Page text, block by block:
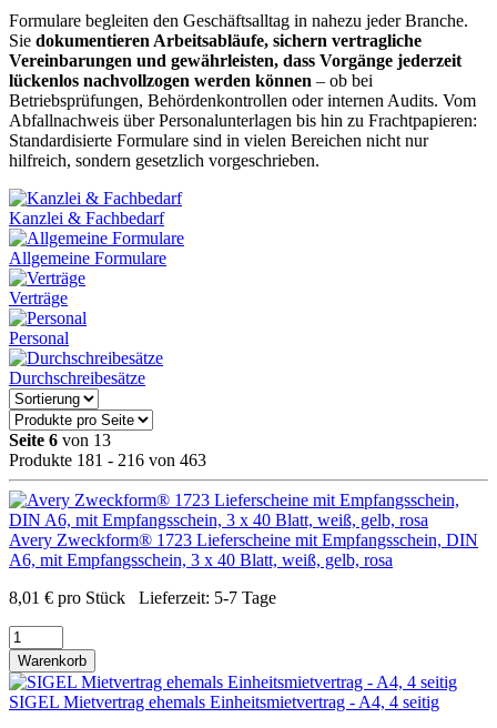
Formulare begleiten den Geschäftsalltag in nahezu jeder Branche.
Sie dokumentieren Arbeitsabläufe, sichern vertragliche
Vereinbarungen und gewährleisten, dass Vorgänge jederzeit
lückenlos nachvollzogen werden können – ob bei
Betriebsprüfungen, Behördenkontrollen oder internen Audits. Vom
Abfallnachweis über Personalunterlagen bis hin zu Frachtpapieren:
Standardisierte Formulare sind in vielen Bereichen nicht nur
hilfreich, sondern gesetzlich vorgeschrieben.
Kanzlei & Fachbedarf
Allgemeine Formulare
Verträge
Personal
Durchschreibesätze
Seite 6 von 13
Produkte 181 - 216 von 463
Avery Zweckform® 1723 Lieferscheine mit Empfangsschein, DIN
A6, mit Empfangsschein, 3 x 40 Blatt, weiß, gelb, rosa
8,01 € pro Stück Lieferzeit: 5-7 Tage
Warenkorb
SIGEL Mietvertrag ehemals Einheitsmietvertrag - A4, 4 seitig